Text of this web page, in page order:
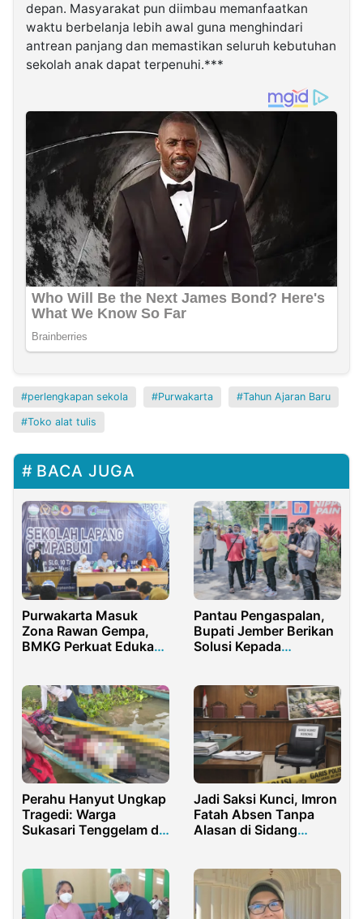
depan. Masyarakat pun diimbau memanfaatkan
waktu berbelanja lebih awal guna menghindari
antrean panjang dan memastikan seluruh kebutuhan
sekolah anak dapat terpenuhi.***
perlengkapan sekola Purwakarta Tahun Ajaran Baru
Toko alat tulis
BACA JUGA
Purwakarta Masuk
Zona Rawan Gempa,
BMKG Perkuat Edukasi
Pantau Pengaspalan,
Bupati Jember Berikan
Solusi Kepada
Perahu Hanyut Ungkap
Tragedi: Warga
Sukasari Tenggelam di
Jadi Saksi Kunci, Imron
Fatah Absen Tanpa
Alasan di Sidang